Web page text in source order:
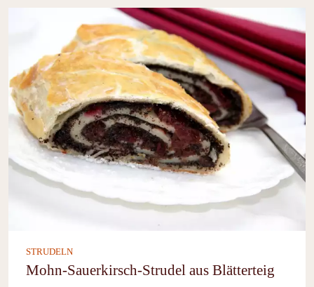
STRUDELN
Mohn-Sauerkirsch-Strudel aus Blätterteig